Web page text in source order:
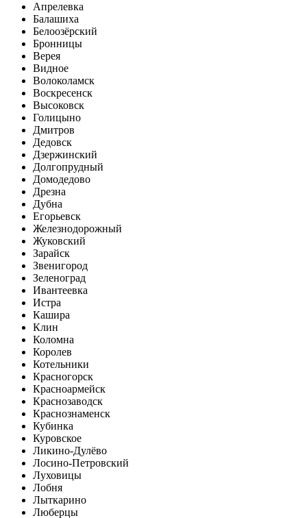
Апрелевка
Балашиха
Белоозёрский
Бронницы
Верея
Видное
Волоколамск
Воскресенск
Высоковск
Голицыно
Дмитров
Дедовск
Дзержинский
Долгопрудный
Домодедово
Дрезна
Дубна
Егорьевск
Железнодорожный
Жуковский
Зарайск
Звенигород
Зеленоград
Ивантеевка
Истра
Кашира
Клин
Коломна
Королев
Котельники
Красногорск
Красноармейск
Краснозаводск
Краснознаменск
Кубинка
Куровское
Ликино-Дулёво
Лосино-Петровский
Луховицы
Лобня
Лыткарино
Люберцы